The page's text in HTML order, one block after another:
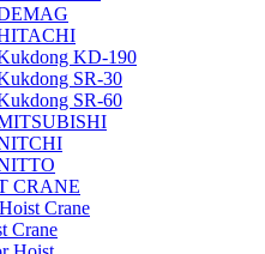
KD-190
SR-30
SR-60
CRANE
Crane
Crane